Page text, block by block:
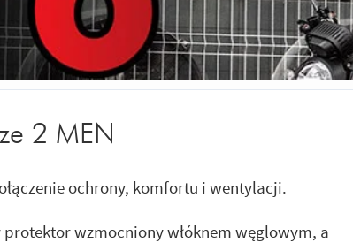
2 MEN
ochrony, komfortu i wentylacji.
wzmocniony włóknem węglowym, a